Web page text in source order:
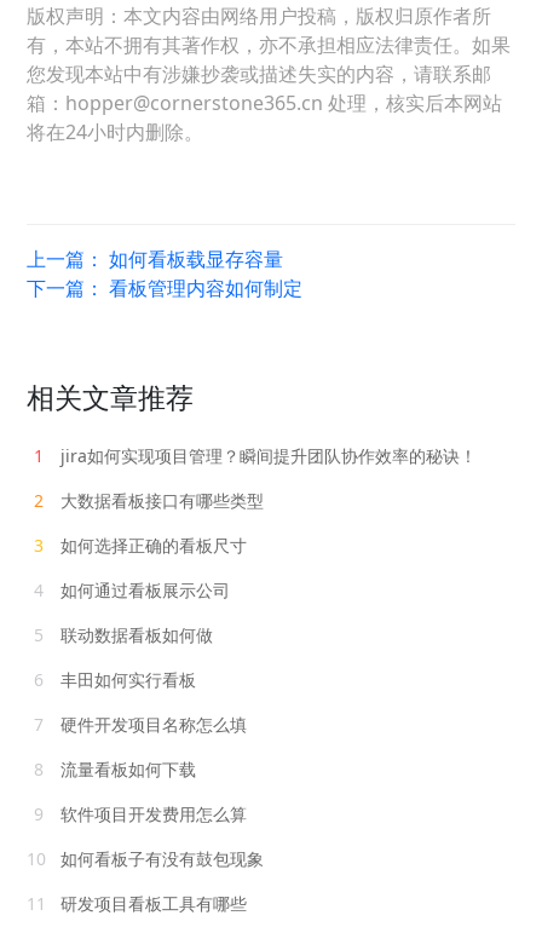
版权声明：本文内容由网络用户投稿，版权归原作者所
有，本站不拥有其著作权，亦不承担相应法律责任。如果
您发现本站中有涉嫌抄袭或描述失实的内容，请联系邮
箱：hopper@cornerstone365.cn 处理，核实后本网站
将在24小时内删除。
上一篇：如何看板载显存容量
下一篇：看板管理内容如何制定
相关文章推荐
1
jira如何实现项目管理？瞬间提升团队协作效率的秘诀！
2
大数据看板接口有哪些类型
3
如何选择正确的看板尺寸
4
如何通过看板展示公司
5
联动数据看板如何做
6
丰田如何实行看板
7
硬件开发项目名称怎么填
8
流量看板如何下载
9
软件项目开发费用怎么算
10
如何看板子有没有鼓包现象
11
研发项目看板工具有哪些